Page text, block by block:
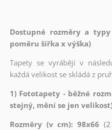
Dostupné rozměry a
poměru šířka x výška)
Tapety se vyrábějí v
každá velikost se skládá z
1) Fototapety - běžné
stejný, mění se jen
Rozměry (v cm): 98x66